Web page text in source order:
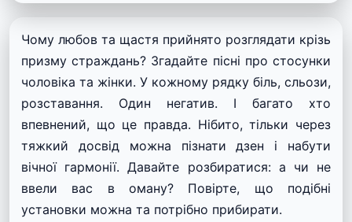
Чому любов та щастя прийнято розглядати крізь
призму страждань? Згадайте пісні про стосунки
чоловіка та жінки. У кожному рядку біль, сльози,
розставання. Один негатив. І багато хто
впевнений, що це правда. Нібито, тільки через
тяжкий досвід можна пізнати дзен і набути
вічної гармонії. Давайте розбиратися: а чи не
ввели вас в оману? Повірте, що подібні
установки можна та потрібно прибирати.